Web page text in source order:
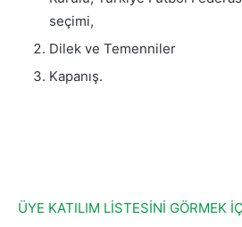
seçimi,
Dilek ve Temenniler
Kapanış.
ÜYE KATILIM LİSTESİNİ GÖRMEK